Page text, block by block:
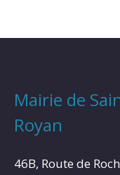
Mairie de
Royan
46B, Route de